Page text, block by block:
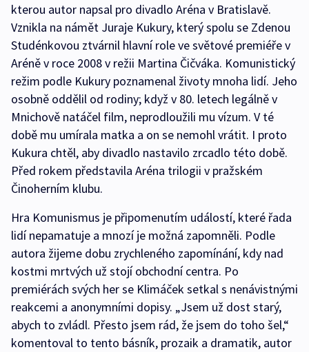
kterou autor napsal pro divadlo Aréna v Bratislavě.
Vznikla na námět Juraje Kukury, který spolu se Zdenou
Studénkovou ztvárnil hlavní role ve světové premiéře v
Aréně v roce 2008 v režii Martina Čičváka. Komunistický
režim podle Kukury poznamenal životy mnoha lidí. Jeho
osobně oddělil od rodiny; když v 80. letech legálně v
Mnichově natáčel film, neprodloužili mu vízum. V té
době mu umírala matka a on se nemohl vrátit. I proto
Kukura chtěl, aby divadlo nastavilo zrcadlo této době.
Před rokem představila Aréna trilogii v pražském
Činoherním klubu.
Hra Komunismus je připomenutím událostí, které řada
lidí nepamatuje a mnozí je možná zapomněli. Podle
autora žijeme dobu zrychleného zapomínání, kdy nad
kostmi mrtvých už stojí obchodní centra. Po
premiérách svých her se Klimáček setkal s nenávistnými
reakcemi a anonymními dopisy. „Jsem už dost starý,
abych to zvládl. Přesto jsem rád, že jsem do toho šel,“
komentoval to tento básník, prozaik a dramatik, autor